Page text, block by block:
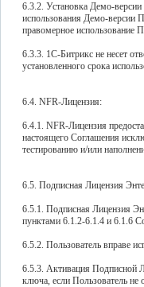
6.3.2. Установка Демо-версии
использования Демо-версии
правомерное использование
6.3.3. 1С-Битрикс не несет
установленного срока
6.4. NFR-Лицензия:
6.4.1. NFR-Лицензия
настоящего Соглашения
тестированию и/или
6.5. Подписная Лицензия
6.5.1. Подписная Лицензия
пунктами 6.1.2-6.1.4 и 6.1.6
6.5.2. Пользователь вправе
6.5.3. Активация Подписной
ключа, если Пользователь